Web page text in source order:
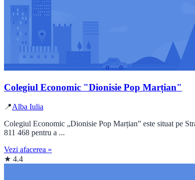
Colegiul Economic "Dionisie Pop Marțian"
📍Alba Iulia
Colegiul Economic „Dionisie Pop Marțian” este situat pe
811 468 pentru a ...
Vezi afacerea »
★ 4.4